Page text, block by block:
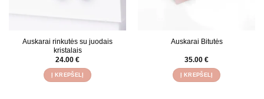
Auskarai rinkutės su juodais
kristalais
24.00 €
Į KREPŠELĮ
Auskarai Bitutės
35.00 €
Į KREPŠELĮ